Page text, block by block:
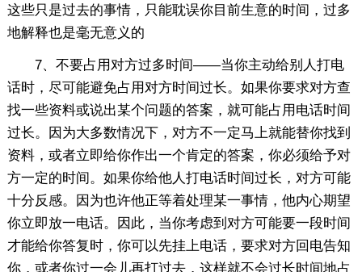
这些只是过去的事情，只能耽误你目前生意的时间，过多
地解释也是毫无意义的
7、不要占用对方过多时间——当你主动给别人打电
话时，尽可能避免占用对方时间过长。如果你要求对方查
找一些资料或说出某个问题的答案，就可能占用电话时间
过长。因为大多数情况下，对方不一定马上就能替你找到
资料，或者立即给你作出一个肯定的答案，你必须给予对
方一定的时间。如果你给他人打电话时间过长，对方可能
十分反感。因为也许他正等着处理某一事情，他内心期望
你立即放一电话。因此，当你考虑到对方可能要一段时间
才能给你答复时，你可以先挂上电话，要求对方回电告知
你，或者你过一会儿再打过去，这样就不会过长时间地占